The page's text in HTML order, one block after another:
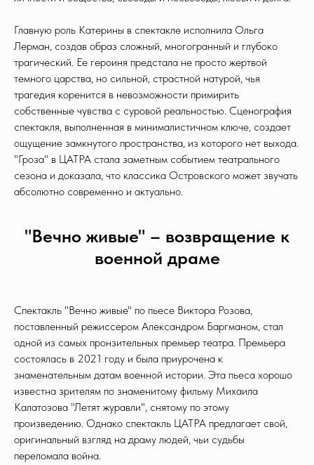
Главную роль Катерины в спектакле исполнила Ольга
Лерман, создав образ сложный, многогранный и глубоко
трагический. Ее героиня предстала не просто жертвой
темного царства, но сильной, страстной натурой, чья
трагедия коренится в невозможности примирить
собственные чувства с суровой реальностью. Сценография
спектакля, выполненная в минималистичном ключе, создает
ощущение замкнутого пространства, из которого нет выхода.
"Гроза" в ЦАТРА стала заметным событием театрального
сезона и доказала, что классика Островского может звучать
абсолютно современно и актуально.
"Вечно живые" – возвращение к
военной драме
Спектакль "Вечно живые" по пьесе Виктора Розова,
поставленный режиссером Александром Баргманом, стал
одной из самых пронзительных премьер театра. Премьера
состоялась в 2021 году и была приурочена к
знаменательным датам военной истории. Эта пьеса хорошо
известна зрителям по знаменитому фильму Михаила
Калатозова "Летят журавли", снятому по этому
произведению. Однако спектакль ЦАТРА предлагает свой,
оригинальный взгляд на драму людей, чьи судьбы
переломала война.